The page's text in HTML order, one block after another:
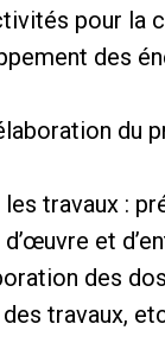
pour la
des
du
travaux :
et
des
travaux,